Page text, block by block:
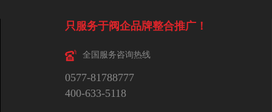
只服务于阀企品牌整合推广！
全国服务咨询热线
0577-81788777
400-633-5118